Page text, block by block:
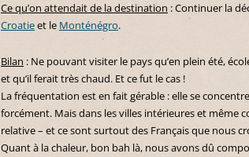
Ce qu’on attendait de la destination : Continuer la
Croatieet le Monténégro.
Bilan : Ne pouvant visiter le pays qu’en plein été,
et qu’il ferait très chaud. Et ce fut le cas !
La fréquentation est en fait gérable : elle se
forcément. Mais dans les villes intérieures et même
relative – et ce sont surtout des Français que nous
Quant à la chaleur, bon bah là, nous avons dû